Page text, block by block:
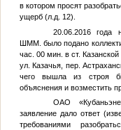
в котором просят
ущерб (л.д. 12).
20.06.2016 года
ШММ. было подано
час. 00 мин. в ст.
ул. Казачья, пер.
чего вышла из строя
объяснения и возместить
ОАО
заявление дало ответ
требованиями